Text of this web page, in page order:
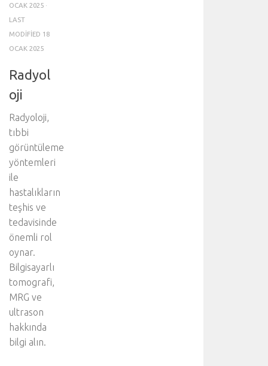
OCAK 2025 ·
LAST
MODIFIED 18
OCAK 2025
Radyol
oji
Radyoloji,
tıbbi
görüntüleme
yöntemleri
ile
hastalıkların
teşhis ve
tedavisinde
önemli rol
oynar.
Bilgisayarlı
tomografi,
MRG ve
ultrason
hakkında
bilgi alın.